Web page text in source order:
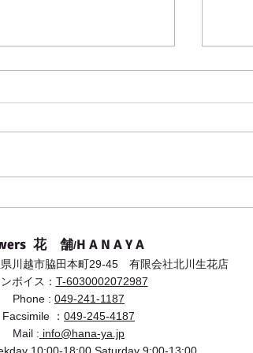
川
取り
花 舗/H A N A Y A
川越市脇田本町29-45 有限会社北川生花店
ボイス： T-6030002072987
Phone : 049-241-1187
Facsimile ： 049-245-4187
Mail : info@hana-ya.jp